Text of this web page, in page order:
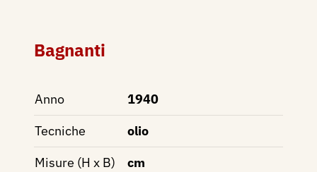
Bagnanti
Anno
1940
Tecniche
olio
Misure (H x B)
cm